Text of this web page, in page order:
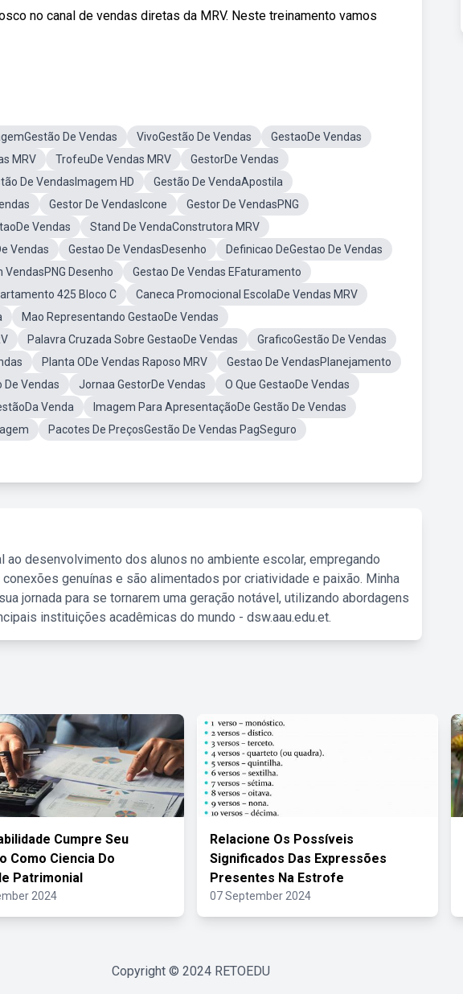
no canal de vendas diretas da MRV. Neste treinamento vamos
De Vendas VivoGestão De Vendas
GestaoDe Vendas
MRV TrofeuDe Vendas MRV
GestorDe Vendas
De VendasImagem HD
Gestão De VendaApostila
Gestor De VendasIcone
Gestor De VendasPNG
Vendas
Stand De VendaConstrutora MRV
Vendas Gestao De VendasDesenho
Definicao DeGestao De Vendas
VendasPNG Desenho
Gestao De Vendas EFaturamento
425 Bloco C
Caneca Promocional EscolaDe Vendas MRV
Mao Representando GestaoDe Vendas
Palavra Cruzada Sobre GestaoDe Vendas
GraficoGestão De Vendas
Planta ODe Vendas Raposo MRV
Gestao De VendasPlanejamento
De Vendas Jornaa GestorDe Vendas
O Que GestaoDe Vendas
Venda
Imagem Para ApresentaçãoDe Gestão De Vendas
Pacotes De PreçosGestão De Vendas PagSeguro
ao desenvolvimento dos alunos no ambiente escolar, empregando
genuínas e são alimentados por criatividade e paixão. Minha
jornada para se tornarem uma geração notável, utilizando abordagens
instituições acadêmicas do mundo - dsw.aau.edu.et.
Cumpre Seu
Como Ciencia Do
Patrimonial
2024
Relacione Os Possíveis
Significados Das Expressões
Presentes Na Estrofe
07 September 2024
Copyright © 2024 RETOEDU